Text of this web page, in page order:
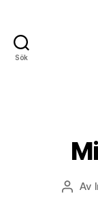
Sök
Av